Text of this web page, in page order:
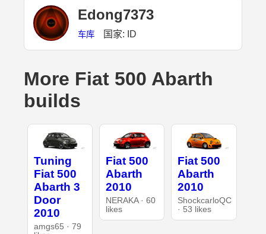
Edong7373
车库 国家: ID
More Fiat 500 Abarth
builds
Tuning
Fiat 500
Abarth 3
Door
2010
amgs65 · 79
Fiat 500
Abarth
2010
NERAKA · 60
likes
Fiat 500
Abarth
2010
ShockcarloQC
· 53 likes